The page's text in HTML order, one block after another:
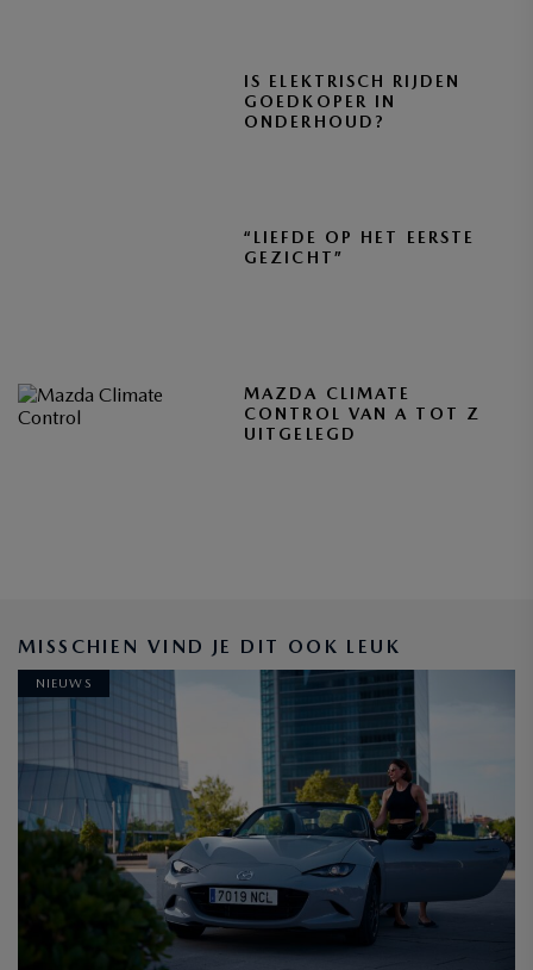
IS ELEKTRISCH RIJDEN
GOEDKOPER IN
ONDERHOUD?
“LIEFDE OP HET EERSTE
GEZICHT”
MAZDA CLIMATE
CONTROL VAN A TOT Z
UITGELEGD
MISSCHIEN VIND JE DIT OOK LEUK
NIEUWS